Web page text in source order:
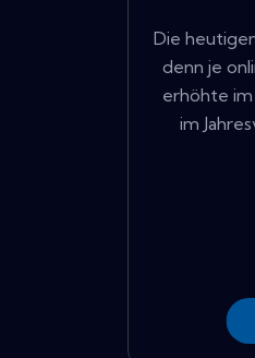
Die
denn je
erhöhte im
im